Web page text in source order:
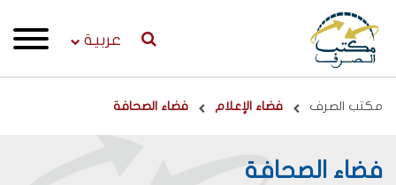
عربية
Breadcrumb
مكتب الصرف فضاء الإعلام فضاء الصحافة
فضاء الصحافة